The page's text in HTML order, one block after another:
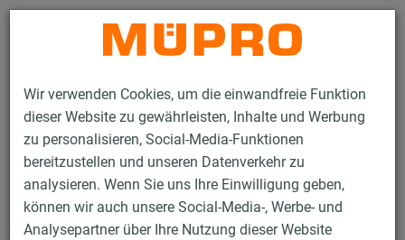
Wir verwenden Cookies, um die einwandfreie Funktion
dieser Website zu gewährleisten, Inhalte und Werbung
zu personalisieren, Social-Media-Funktionen
bereitzustellen und unseren Datenverkehr zu
analysieren. Wenn Sie uns Ihre Einwilligung geben,
können wir auch unsere Social-Media-, Werbe- und
Analysepartner über Ihre Nutzung dieser Website
Kontakt
Produkte Befestigungstechnik
Installationsschienen
MPC-Schnellbefestiger